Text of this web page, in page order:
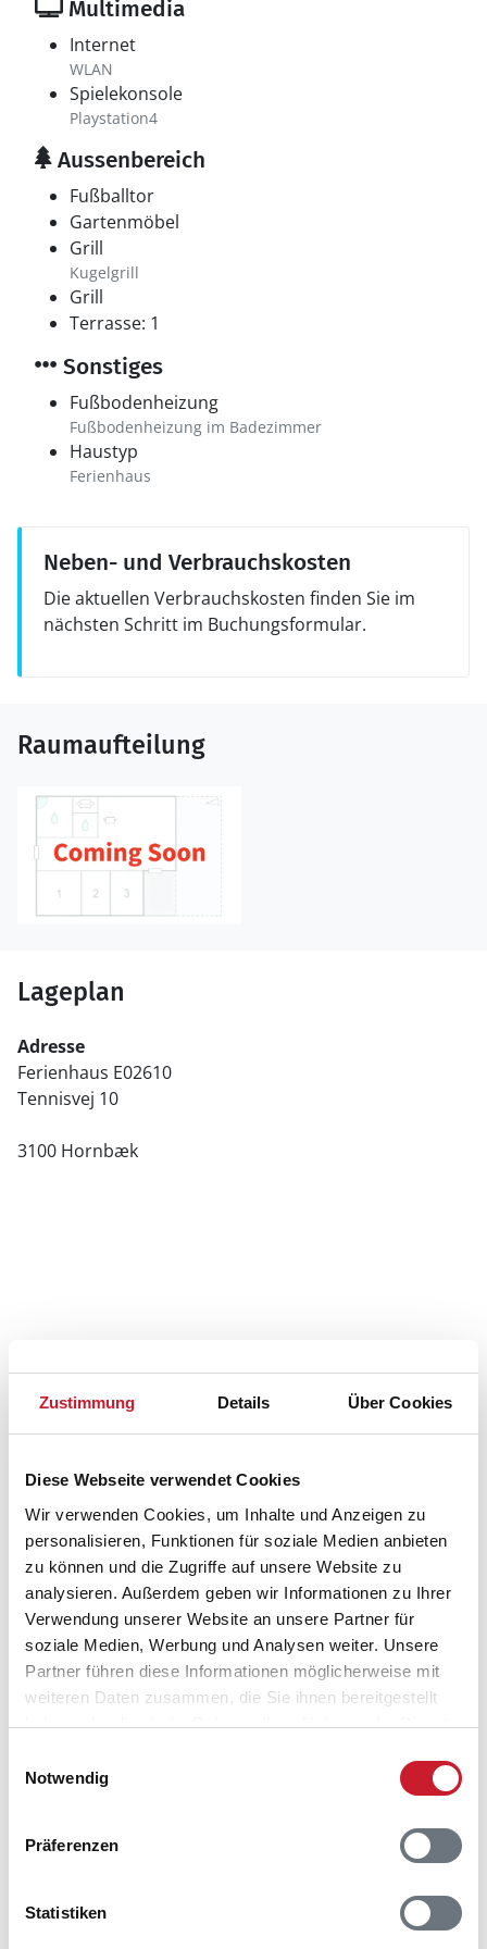
Zustimmung Details Über Cookies
Diese Webseite verwendet Cookies
Wir verwenden Cookies, um Inhalte und Anzeigen zu
personalisieren, Funktionen für soziale Medien anbieten
zu können und die Zugriffe auf unsere Website zu
analysieren. Außerdem geben wir Informationen zu Ihrer
Verwendung unserer Website an unsere Partner für
soziale Medien, Werbung und Analysen weiter. Unsere
Partner führen diese Informationen möglicherweise mit
weiteren Daten zusammen, die Sie ihnen bereitgestellt
haben oder die sie im Rahmen Ihrer Nutzung der Dienste
Notwendig
Präferenzen
Statistiken
Multimedia
Internet
WLAN
Spielekonsole
Playstation4
Aussenbereich
Fußballtor
Gartenmöbel
Grill
Kugelgrill
Grill
Terrasse: 1
Sonstiges
Fußbodenheizung
Fußbodenheizung im Badezimmer
Haustyp
Ferienhaus
Neben- und Verbrauchskosten
Die aktuellen Verbrauchskosten finden Sie im
nächsten Schritt im Buchungsformular.
Raumaufteilung
Lageplan
Adresse
Ferienhaus E02610
Tennisvej 10
3100 Hornbæk
Belegungskalender
Reisedauer auswählen
Anzahl Reisende auswählen
Anreisetag im Belegungskalender anklicken
Sie bekommen Verfügbarkeit und Preis angezeigt
Reisedauer
Hausbeschreibung und/oder der Ausstattung ergeben